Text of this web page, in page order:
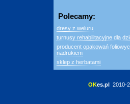
Polecamy:
dresy z weluru
turnusy rehabilitacyjne dla
producent opakowań
nadrukiem
sklep z herbatami
OKes.pl 2010-